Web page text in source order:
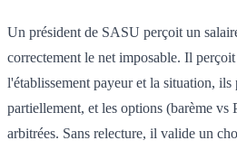
Un président de SASU perçoit un
correctement le net imposable. Il
l'établissement payeur et la situation, ils
partiellement, et les options (barème
arbitrées. Sans relecture, il valide un